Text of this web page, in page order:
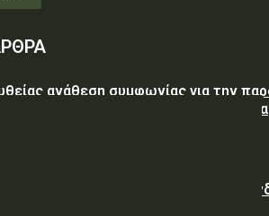
ανάθεση συμφωνίας για την
για τη σφράγιση οικίας στα Μέγαρα
στην ηλεκτρική